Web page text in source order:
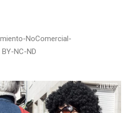
NoComercial-
NC-ND